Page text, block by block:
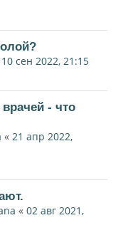
10 сен 2022, 21:15
- что
« 21 апр 2022,
« 02 авг 2021,